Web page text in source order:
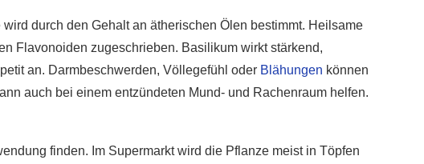
durch den Gehalt an ätherischen Ölen bestimmt. Heilsame
Flavonoiden zugeschrieben. Basilikum wirkt stärkend,
an. Darmbeschwerden, Völlegefühl oder Blähungen können
auch bei einem entzündeten Mund- und Rachenraum helfen.
finden. Im Supermarkt wird die Pflanze meist in Töpfen